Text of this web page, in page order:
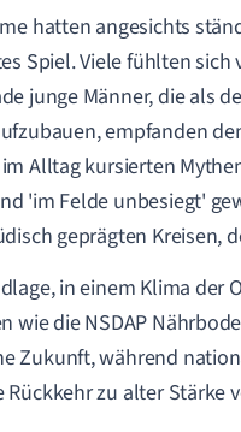
hatten angesichts
Spiel. Viele fühlten
junge Männer, die als
empfanden
Alltag kursierten
'im Felde unbesiegt'
geprägten Kreisen,
in einem Klima
wie die NSDAP
Zukunft, während
Rückkehr zu alter Stärke